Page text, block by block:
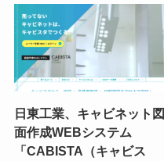
日東工業、キャビネット図
面作成WEBシステム
「CABISTA（キャビス